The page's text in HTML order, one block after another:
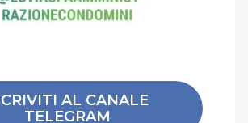
AL CANALE
TELEGRAM